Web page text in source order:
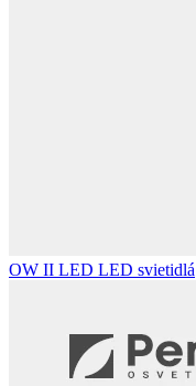
OW II LED LED svietidlá